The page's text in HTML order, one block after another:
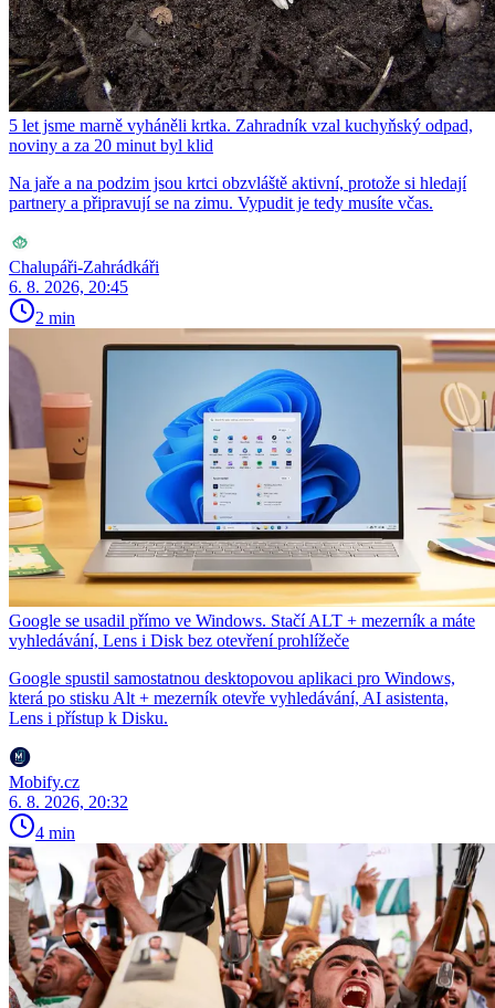
5 let jsme marně vyháněli krtka. Zahradník vzal kuchyňský odpad,
noviny a za 20 minut byl klid
Na jaře a na podzim jsou krtci obzvláště aktivní, protože si hledají
partnery a připravují se na zimu. Vypudit je tedy musíte včas.
Chalupáři-Zahrádkáři
6. 8. 2026, 20:45
2 min
Google se usadil přímo ve Windows. Stačí ALT + mezerník a máte
vyhledávání, Lens i Disk bez otevření prohlížeče
Google spustil samostatnou desktopovou aplikaci pro Windows,
která po stisku Alt + mezerník otevře vyhledávání, AI asistenta,
Lens i přístup k Disku.
Mobify.cz
6. 8. 2026, 20:32
4 min